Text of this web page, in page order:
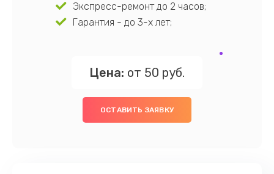
Экспресс-ремонт до 2 часов;
Гарантия - до 3-х лет;
Цена: от 50 руб.
ОСТАВИТЬ ЗАЯВКУ